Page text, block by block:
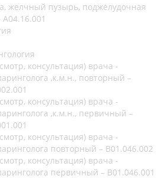
желчный пузырь, поджелудочная
консультация) врача -
,к.м.н., повторный –
консультация) врача -
,к.м.н., первичный –
консультация) врача -
повторный – B01.046.002
консультация) врача -
первичный – B01.046.001